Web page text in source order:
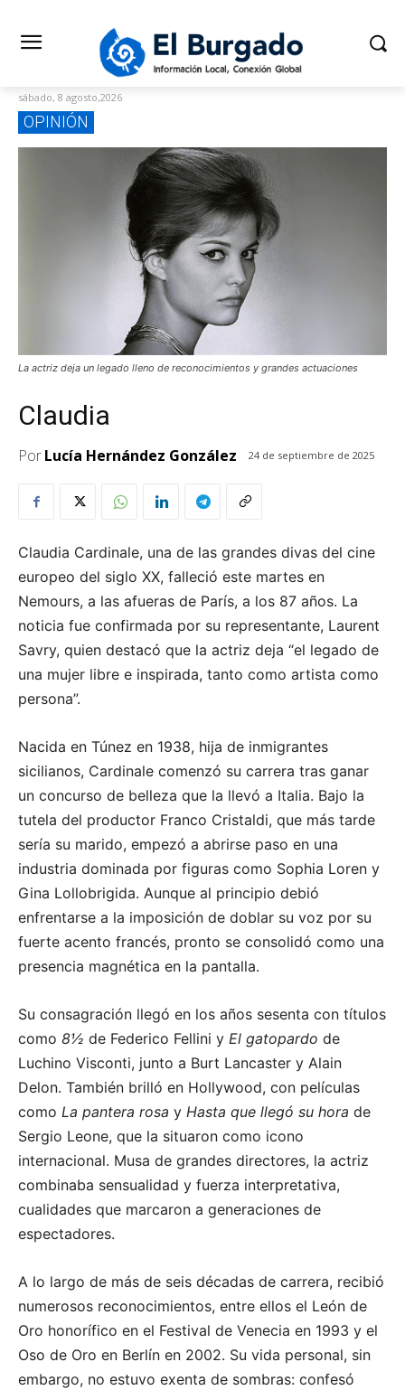
sábado, 8 agosto,2026
OPINIÓN
La actriz deja un legado lleno de reconocimientos y grandes actuaciones
Claudia
PorLucía Hernández González 24 de septiembre de 2025
Claudia Cardinale, una de las grandes divas del cine
europeo del siglo XX, falleció este martes en
Nemours, a las afueras de París, a los 87 años. La
noticia fue confirmada por su representante, Laurent
Savry, quien destacó que la actriz deja “el legado de
una mujer libre e inspirada, tanto como artista como
persona”.
Nacida en Túnez en 1938, hija de inmigrantes
sicilianos, Cardinale comenzó su carrera tras ganar
un concurso de belleza que la llevó a Italia. Bajo la
tutela del productor Franco Cristaldi, que más tarde
sería su marido, empezó a abrirse paso en una
industria dominada por figuras como Sophia Loren y
Gina Lollobrigida. Aunque al principio debió
enfrentarse a la imposición de doblar su voz por su
fuerte acento francés, pronto se consolidó como una
presencia magnética en la pantalla.
Su consagración llegó en los años sesenta con títulos
como 8½ de Federico Fellini y El gatopardo de
Luchino Visconti, junto a Burt Lancaster y Alain
Delon. También brilló en Hollywood, con películas
como La pantera rosa y Hasta que llegó su hora de
Sergio Leone, que la situaron como icono
internacional. Musa de grandes directores, la actriz
combinaba sensualidad y fuerza interpretativa,
cualidades que marcaron a generaciones de
espectadores.
A lo largo de más de seis décadas de carrera, recibió
numerosos reconocimientos, entre ellos el León de
Oro honorífico en el Festival de Venecia en 1993 y el
Oso de Oro en Berlín en 2002. Su vida personal, sin
embargo, no estuvo exenta de sombras: confesó